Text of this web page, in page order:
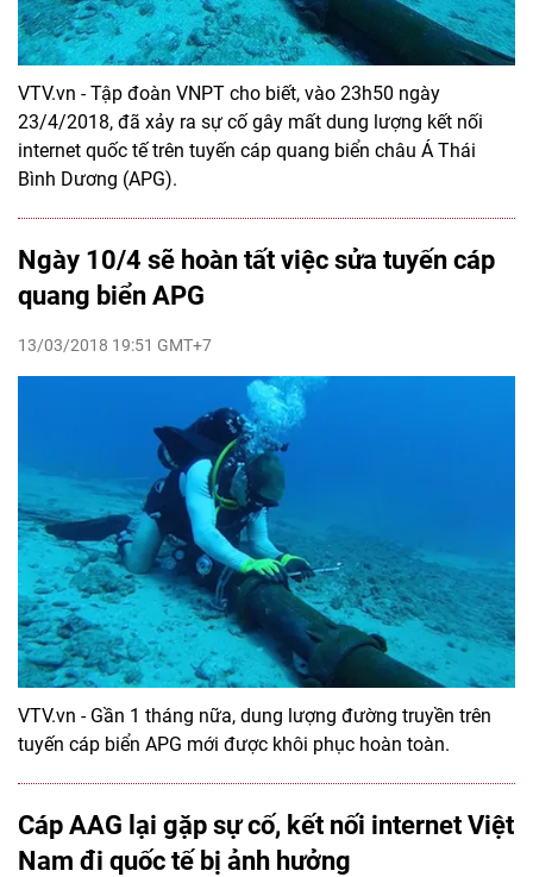
VTV.vn - Tập đoàn VNPT cho biết, vào 23h50 ngày
23/4/2018, đã xảy ra sự cố gây mất dung lượng kết nối
internet quốc tế trên tuyến cáp quang biển châu Á Thái
Bình Dương (APG).
Ngày 10/4 sẽ hoàn tất việc sửa tuyến cáp
quang biển APG
13/03/2018 19:51 GMT+7
VTV.vn - Gần 1 tháng nữa, dung lượng đường truyền trên
tuyến cáp biển APG mới được khôi phục hoàn toàn.
Cáp AAG lại gặp sự cố, kết nối internet Việt
Nam đi quốc tế bị ảnh hưởng